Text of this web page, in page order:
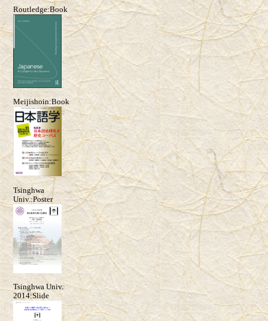
Routledge:Book
Meijishoin:Book
Tsinghwa
Univ.:Poster
Tsinghwa Univ.
2014:Slide